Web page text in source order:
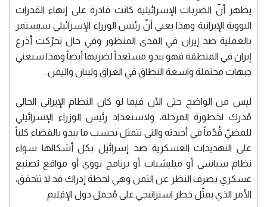
يظهر أنّ الضربات الإسرائيلية كانت قادرة على إنهاء القدرات
النووية الإيرانية وهذا يعني أنّ رئيس الوزراء الإسرائيلي سيستمر
بالعملية ضد إيران في المدى المنظور وفي حال تحرّكت أذرع
إيران في المنطقة فهو يبدو مستعداً لضربها أيضاً وهذا سيعني
جبهات محتملة واسعة النطاق في العراق ولبنان واليمن.
ليس من الواضح حتى الآن فيما لو كان النظام الإيراني الحالي
مُدرك لخطورة المرحلة، ولاستعداد رئيس الوزراء الإسرائيلي
للمضيّ قُدُماً في أجندته والتي تتمثل بحسب ما يبدو بالقضاء كلياً
على التهديدات العسكرية ضد إسرائيل بكل أشكالها سواء
نظام سياسي أو ميليشيات أو برنامج نووي أو مواقع تصنيع
عسكري بصرف النظر عن الثمن وهي لحظة إدراك قد لا تتحقق،
الأمر الذي يمثّل خطر استراتيجي على مُجمل دول الإقليم.